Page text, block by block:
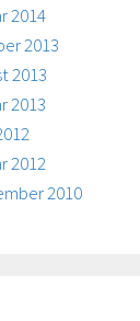
2014
2013
2013
2013
2012
2010